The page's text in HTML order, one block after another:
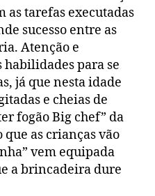
tarefas executadas
sucesso entre as
Atenção e
habilidades para se
já que nesta idade
e cheias de
fogão Big chef” da
as crianças vão
vem equipada
a brincadeira dure